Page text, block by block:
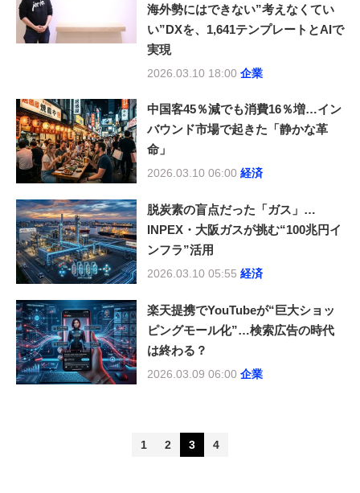
海外勢にはできない”考えなくてい
い”DXを、1,641テンプレートとAIで
実現
2026.03.10 18:00 企業
中国客45％減でも消費16％増…イン
バウンド市場で起きた「静かな革
命」
2026.03.10 06:00 経済
脱炭素の盲点だった「ガス」…
INPEX・大阪ガスが挑む“100兆円イ
ンフラ”活用
2026.03.10 05:55 経済
楽天提携でYouTubeが“巨大ショッ
ピングモール化”…検索広告の時代
は終わる？
2026.03.09 06:00 企業
1 2 3 4